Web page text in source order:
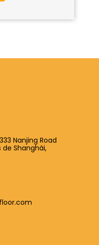
Nanjing Road
Shanghái,